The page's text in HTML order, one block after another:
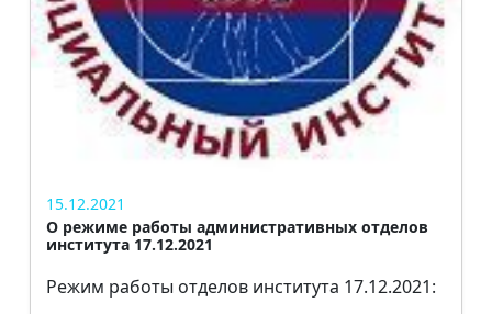
15.12.2021
О режиме работы административных отделов
института 17.12.2021
Режим работы отделов института 17.12.2021: